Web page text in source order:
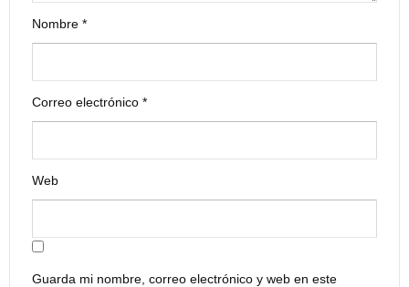
Nombre *
Correo electrónico *
Web
Guarda mi nombre, correo electrónico y web en este